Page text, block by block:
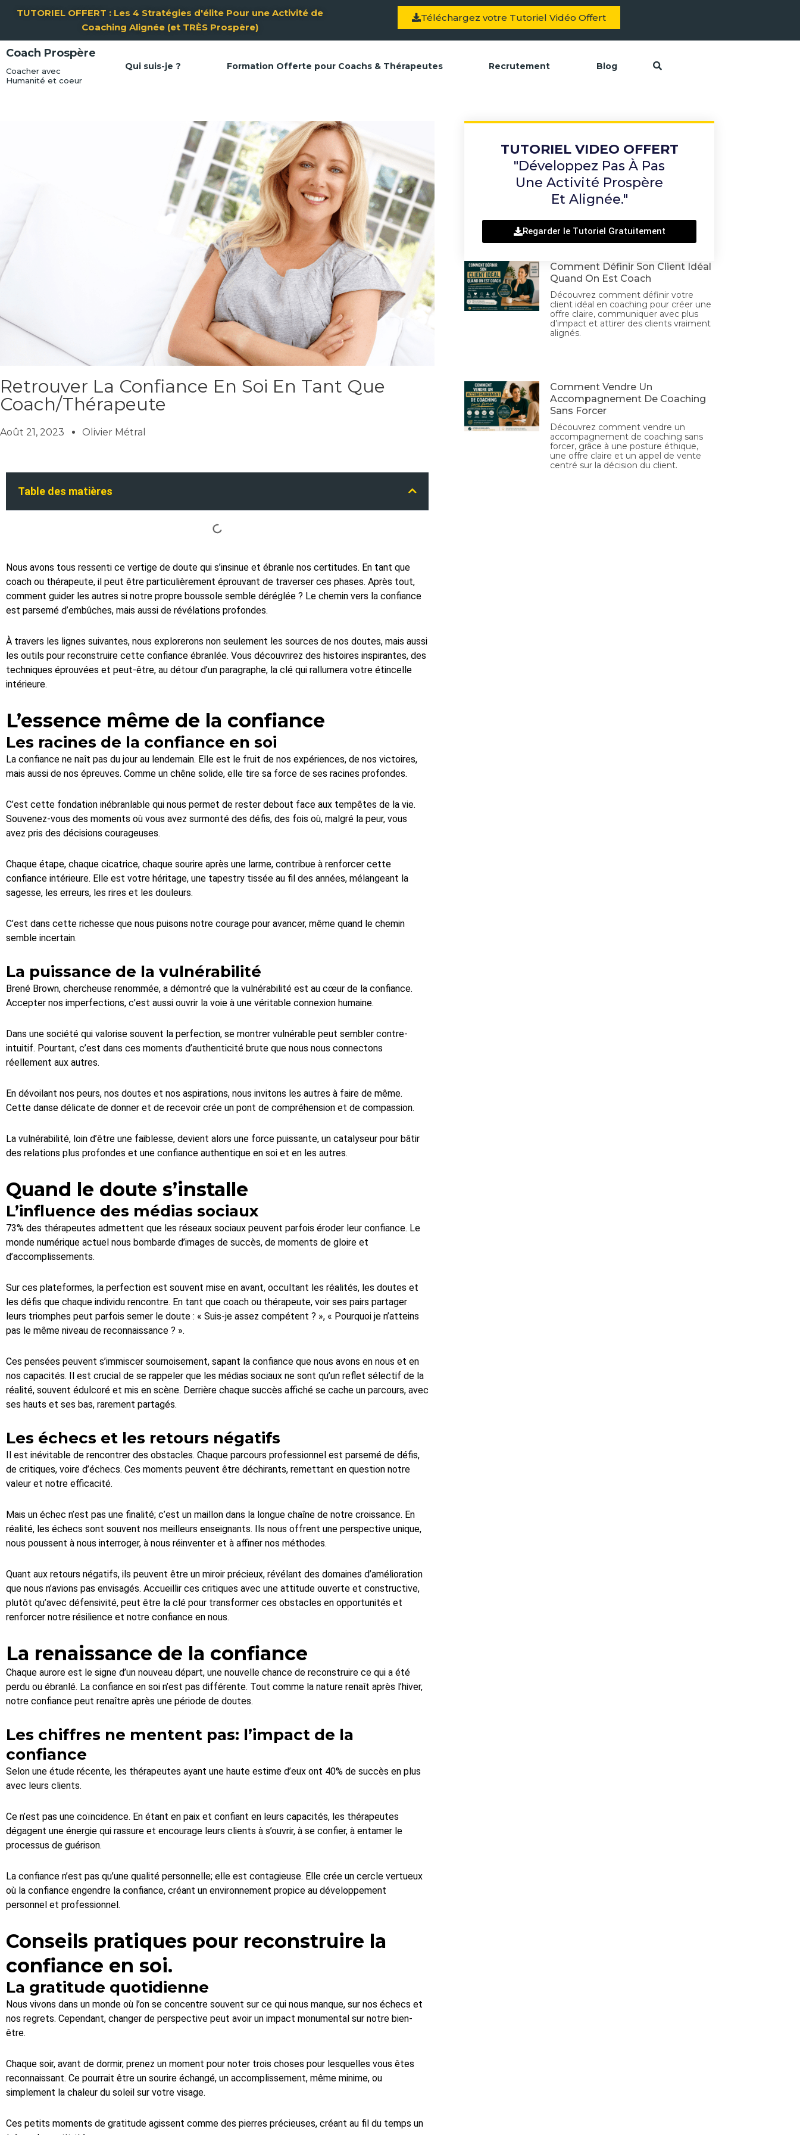
TUTORIEL OFFERT : Les 4 Stratégies d'élite Pour une Activité de
Coaching Alignée (et TRÈS Prospère)
Téléchargez votre Tutoriel Vidéo Offert
Coach Prospère
Coacher avec
Humanité et coeur
Qui suis-je ? Formation Offerte pour Coachs & Thérapeutes Recrutement Blog
Retrouver La Confiance En Soi En Tant Que
Coach/thérapeute
Août 21, 2023 Olivier Métral
Table des matières
Nous avons tous ressenti ce vertige de doute qui s’insinue et ébranle nos certitudes. En tant que
coach ou thérapeute, il peut être particulièrement éprouvant de traverser ces phases. Après tout,
comment guider les autres si notre propre boussole semble déréglée ? Le chemin vers la confiance
est parsemé d’embûches, mais aussi de révélations profondes.
À travers les lignes suivantes, nous explorerons non seulement les sources de nos doutes, mais aussi
les outils pour reconstruire cette confiance ébranlée. Vous découvrirez des histoires inspirantes, des
techniques éprouvées et peut-être, au détour d’un paragraphe, la clé qui rallumera votre étincelle
intérieure.
L’essence même de la confiance
Les racines de la confiance en soi
La confiance ne naît pas du jour au lendemain. Elle est le fruit de nos expériences, de nos victoires,
mais aussi de nos épreuves. Comme un chêne solide, elle tire sa force de ses racines profondes.
C’est cette fondation inébranlable qui nous permet de rester debout face aux tempêtes de la vie.
Souvenez-vous des moments où vous avez surmonté des défis, des fois où, malgré la peur, vous
avez pris des décisions courageuses.
Chaque étape, chaque cicatrice, chaque sourire après une larme, contribue à renforcer cette
confiance intérieure. Elle est votre héritage, une tapestry tissée au fil des années, mélangeant la
sagesse, les erreurs, les rires et les douleurs.
C’est dans cette richesse que nous puisons notre courage pour avancer, même quand le chemin
semble incertain.
La puissance de la vulnérabilité
Brené Brown, chercheuse renommée, a démontré que la vulnérabilité est au cœur de la confiance.
Accepter nos imperfections, c’est aussi ouvrir la voie à une véritable connexion humaine.
Dans une société qui valorise souvent la perfection, se montrer vulnérable peut sembler contre-
intuitif. Pourtant, c’est dans ces moments d’authenticité brute que nous nous connectons
réellement aux autres.
En dévoilant nos peurs, nos doutes et nos aspirations, nous invitons les autres à faire de même.
Cette danse délicate de donner et de recevoir crée un pont de compréhension et de compassion.
La vulnérabilité, loin d’être une faiblesse, devient alors une force puissante, un catalyseur pour bâtir
des relations plus profondes et une confiance authentique en soi et en les autres.
Quand le doute s’installe
L’influence des médias sociaux
73% des thérapeutes admettent que les réseaux sociaux peuvent parfois éroder leur confiance. Le
monde numérique actuel nous bombarde d’images de succès, de moments de gloire et
d’accomplissements.
Sur ces plateformes, la perfection est souvent mise en avant, occultant les réalités, les doutes et
les défis que chaque individu rencontre. En tant que coach ou thérapeute, voir ses pairs partager
leurs triomphes peut parfois semer le doute : « Suis-je assez compétent ? », « Pourquoi je n’atteins
pas le même niveau de reconnaissance ? ».
Ces pensées peuvent s’immiscer sournoisement, sapant la confiance que nous avons en nous et en
nos capacités. Il est crucial de se rappeler que les médias sociaux ne sont qu’un reflet sélectif de la
réalité, souvent édulcoré et mis en scène. Derrière chaque succès affiché se cache un parcours, avec
ses hauts et ses bas, rarement partagés.
Les échecs et les retours négatifs
Il est inévitable de rencontrer des obstacles. Chaque parcours professionnel est parsemé de défis,
de critiques, voire d’échecs. Ces moments peuvent être déchirants, remettant en question notre
valeur et notre efficacité.
Mais un échec n’est pas une finalité; c’est un maillon dans la longue chaîne de notre croissance. En
réalité, les échecs sont souvent nos meilleurs enseignants. Ils nous offrent une perspective unique,
nous poussent à nous interroger, à nous réinventer et à affiner nos méthodes.
Quant aux retours négatifs, ils peuvent être un miroir précieux, révélant des domaines d’amélioration
que nous n’avions pas envisagés. Accueillir ces critiques avec une attitude ouverte et constructive,
plutôt qu’avec défensivité, peut être la clé pour transformer ces obstacles en opportunités et
renforcer notre résilience et notre confiance en nous.
La renaissance de la confiance
Chaque aurore est le signe d’un nouveau départ, une nouvelle chance de reconstruire ce qui a été
perdu ou ébranlé. La confiance en soi n’est pas différente. Tout comme la nature renaît après l’hiver,
notre confiance peut renaître après une période de doutes.
Les chiffres ne mentent pas: l’impact de la
confiance
Selon une étude récente, les thérapeutes ayant une haute estime d’eux ont 40% de succès en plus
avec leurs clients.
Ce n’est pas une coïncidence. En étant en paix et confiant en leurs capacités, les thérapeutes
dégagent une énergie qui rassure et encourage leurs clients à s’ouvrir, à se confier, à entamer le
processus de guérison.
La confiance n’est pas qu’une qualité personnelle; elle est contagieuse. Elle crée un cercle vertueux
où la confiance engendre la confiance, créant un environnement propice au développement
personnel et professionnel.
Conseils pratiques pour reconstruire la
confiance en soi.
La gratitude quotidienne
Nous vivons dans un monde où l’on se concentre souvent sur ce qui nous manque, sur nos échecs et
nos regrets. Cependant, changer de perspective peut avoir un impact monumental sur notre bien-
être.
Chaque soir, avant de dormir, prenez un moment pour noter trois choses pour lesquelles vous êtes
reconnaissant. Ce pourrait être un sourire échangé, un accomplissement, même minime, ou
simplement la chaleur du soleil sur votre visage.
Ces petits moments de gratitude agissent comme des pierres précieuses, créant au fil du temps un
TUTORIEL VIDEO OFFERT
"Développez Pas À Pas
Une Activité Prospère
Et Alignée."
Regarder le Tutoriel Gratuitement
Comment Définir Son Client Idéal
Quand On Est Coach
Découvrez comment définir votre
client idéal en coaching pour créer une
offre claire, communiquer avec plus
d’impact et attirer des clients vraiment
alignés.
Comment Vendre Un
Accompagnement De Coaching
Sans Forcer
Découvrez comment vendre un
accompagnement de coaching sans
forcer, grâce à une posture éthique,
une offre claire et un appel de vente
centré sur la décision du client.